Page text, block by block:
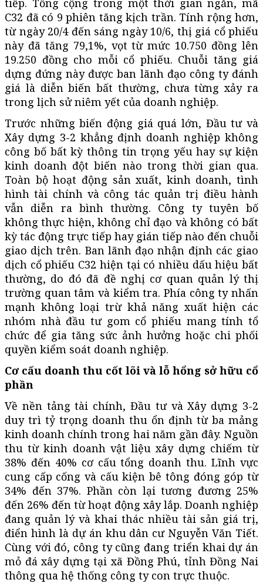
tiếp. Tổng cộng trong một thời gian ngắn, mã
C32 đã có 9 phiên tăng kịch trần. Tính rộng hơn,
từ ngày 20/4 đến sáng ngày 10/6, thị giá cổ phiếu
này đã tăng 79,1%, vọt từ mức 10.750 đồng lên
19.250 đồng cho mỗi cổ phiếu. Chuỗi tăng giá
dựng đứng này được ban lãnh đạo công ty đánh
giá là diễn biến bất thường, chưa từng xảy ra
trong lịch sử niêm yết của doanh nghiệp.
Trước những biến động giá quá lớn, Đầu tư và
Xây dựng 3-2 khẳng định doanh nghiệp không
công bố bất kỳ thông tin trọng yếu hay sự kiện
kinh doanh đột biến nào trong thời gian qua.
Toàn bộ hoạt động sản xuất, kinh doanh, tình
hình tài chính và công tác quản trị điều hành
vẫn diễn ra bình thường. Công ty tuyên bố
không thực hiện, không chỉ đạo và không có bất
kỳ tác động trực tiếp hay gián tiếp nào đến chuỗi
giao dịch trên. Ban lãnh đạo nhận định các giao
dịch cổ phiếu C32 hiện tại có nhiều dấu hiệu bất
thường, do đó đã đề nghị cơ quan quản lý thị
trường quan tâm và kiểm tra. Phía công ty nhấn
mạnh không loại trừ khả năng xuất hiện các
nhóm nhà đầu tư gom cổ phiếu mang tính tổ
chức để gia tăng sức ảnh hưởng hoặc chi phối
quyền kiểm soát doanh nghiệp.
Cơ cấu doanh thu cốt lõi và lỗ hổng sở hữu cổ
phần
Về nền tảng tài chính, Đầu tư và Xây dựng 3-2
duy trì tỷ trọng doanh thu ổn định từ ba mảng
kinh doanh chính trong hai năm gần đây. Nguồn
thu từ kinh doanh vật liệu xây dựng chiếm từ
38% đến 40% cơ cấu tổng doanh thu. Lĩnh vực
cung cấp cống và cấu kiện bê tông đóng góp từ
34% đến 37%. Phần còn lại tương đương 25%
đến 26% đến từ hoạt động xây lắp. Doanh nghiệp
đang quản lý và khai thác nhiều tài sản giá trị,
điển hình là dự án khu dân cư Nguyễn Văn Tiết.
Cùng với đó, công ty cũng đang triển khai dự án
mỏ đá xây dựng tại xã Đồng Phú, tỉnh Đồng Nai
thông qua hệ thống công ty con trực thuộc.